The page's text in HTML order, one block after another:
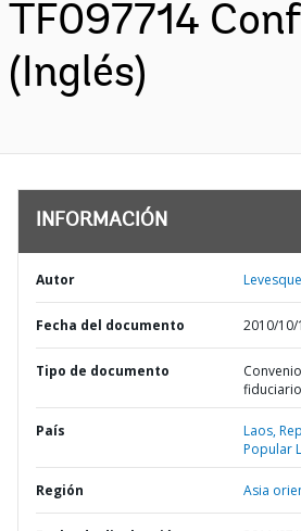
TF097714
(Inglés)
INFORMACIÓN
Autor
Fecha del documento 2010/10/
Tipo de documento
País Laos,
Popular
Región Asia